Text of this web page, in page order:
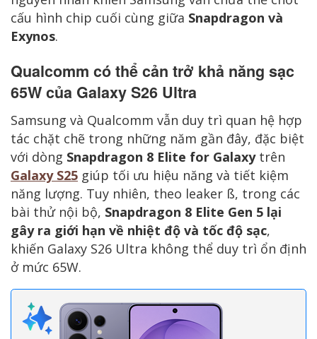
cấu hình chip cuối cùng giữa Snapdragon và
Exynos.
Qualcomm có thể cản trở khả năng sạc
65W của Galaxy S26 Ultra
Samsung và Qualcomm vẫn duy trì quan hệ hợp
tác chặt chẽ trong những năm gần đây, đặc biệt
với dòng Snapdragon 8 Elite for Galaxytrên
Galaxy S25 giúp tối ưu hiệu năng và tiết kiệm
năng lượng. Tuy nhiên, theo leaker ß, trong các
bài thử nội bộ, Snapdragon 8 Elite Gen 5 lại
gây ra giới hạn về nhiệt độ và tốc độ sạc,
khiến Galaxy S26 Ultra không thể duy trì ổn định
ở mức 65W.